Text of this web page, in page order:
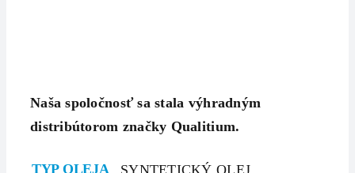
Naša spoločnosť sa stala výhradným
distribútorom značky Qualitium.
TYP OLEJA SYNTETICKÝ OLEJ